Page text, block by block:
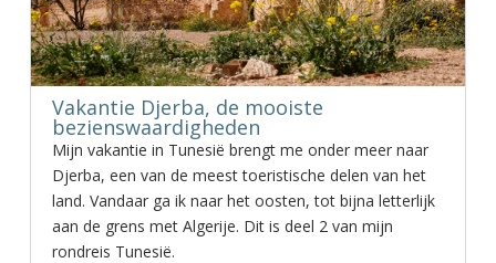
Vakantie Djerba, de mooiste
bezienswaardigheden
Mijn vakantie in Tunesië brengt me onder meer naar
Djerba, een van de meest toeristische delen van het
land. Vandaar ga ik naar het oosten, tot bijna letterlijk
aan de grens met Algerije. Dit is deel 2 van mijn
rondreis Tunesië.